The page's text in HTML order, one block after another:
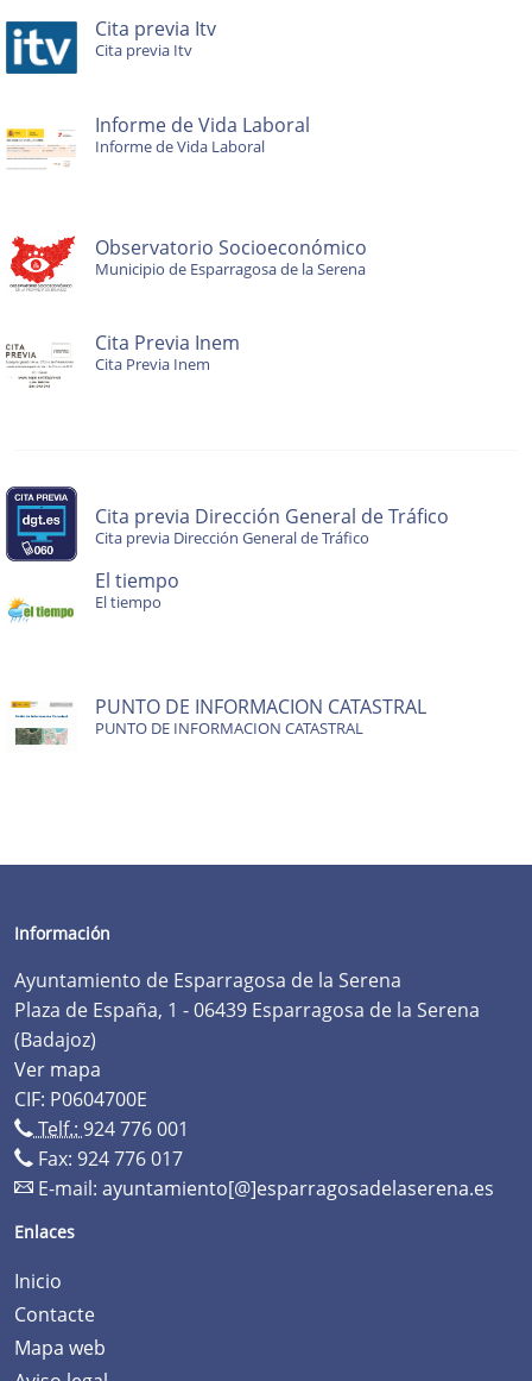
Cita previa Itv
Cita previa Itv
Informe de Vida Laboral
Informe de Vida Laboral
Observatorio Socioeconómico
Municipio de Esparragosa de la Serena
Cita Previa Inem
Cita Previa Inem
Cita previa Dirección General de Tráfico
Cita previa Dirección General de Tráfico
El tiempo
El tiempo
PUNTO DE INFORMACION CATASTRAL
PUNTO DE INFORMACION CATASTRAL
Información
Ayuntamiento de Esparragosa de la Serena
Plaza de España, 1 - 06439 Esparragosa de la Serena
(Badajoz)
Ver mapa
CIF: P0604700E
Telf.: 924 776 001
Fax: 924 776 017
E-mail: ayuntamiento[@]esparragosadelaserena.es
Enlaces
Inicio
Contacte
Mapa web